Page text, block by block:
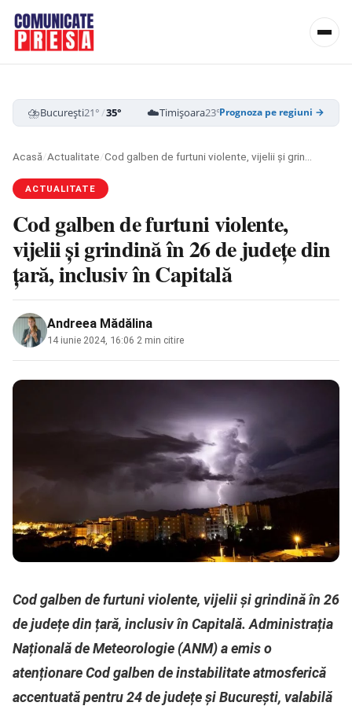
⛈️București21°/35° ☁️Timișoara23°/37° ☁️Cluj-Napoca
Prognoza pe regiuni →
Acasă/Actualitate/
ACTUALITATE
Cod galben de furtuni violente,
vijelii și grindină în 26 de județe din
țară, inclusiv în Capitală
Andreea Mădălina
14 iunie 2024, 16:06 2 min citire
Cod galben de furtuni violente, vijelii și grindină în 26
de județe din țară, inclusiv în Capitală. Administrația
Națională de Meteorologie (ANM) a emis o
atenționare Cod galben de instabilitate atmosferică
accentuată pentru 24 de județe și București, valabilă